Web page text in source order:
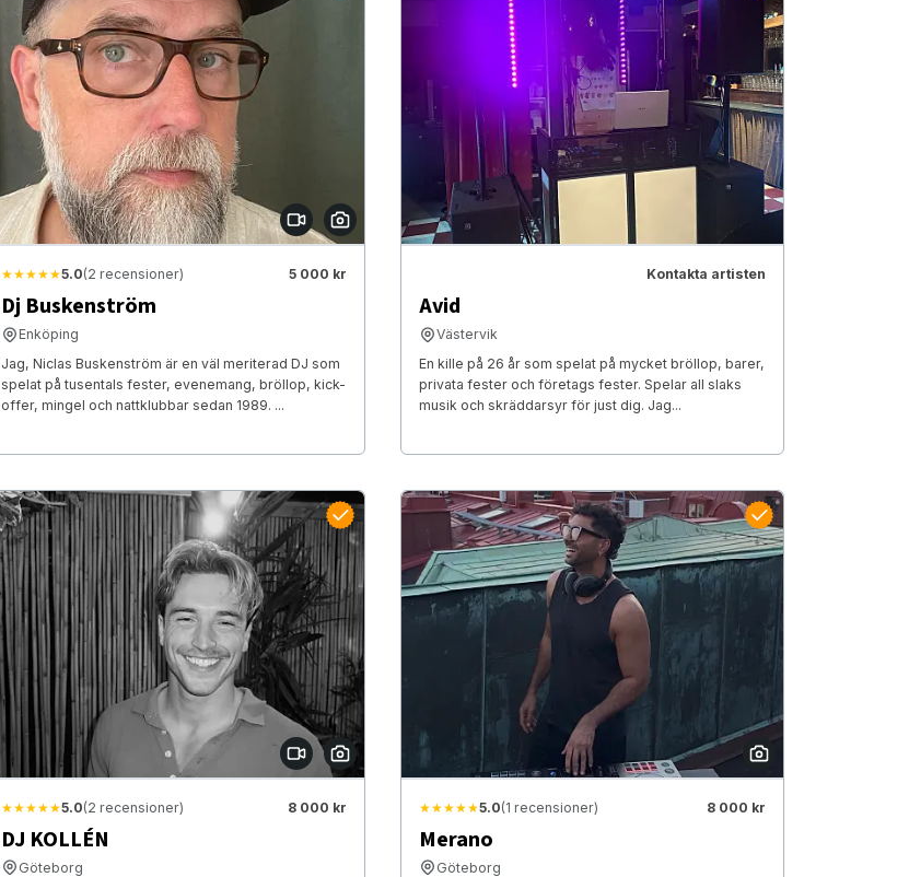
★★★★★5.0(2 recensioner) 5 000 kr
Dj Buskenström
Enköping
Jag, Niclas Buskenström är en väl meriterad DJ som
spelat på tusentals fester, evenemang, bröllop, kick-
offer, mingel och nattklubbar sedan 1989. ...
Kontakta artisten
Avid
Västervik
En kille på 26 år som spelat på mycket bröllop, barer,
privata fester och företags fester. Spelar all slaks
musik och skräddarsyr för just dig. Jag...
★★★★★5.0(2 recensioner) 8 000 kr
DJ KOLLÉN
Göteborg
★★★★★5.0(1 recensioner) 8 000 kr
Merano
Göteborg